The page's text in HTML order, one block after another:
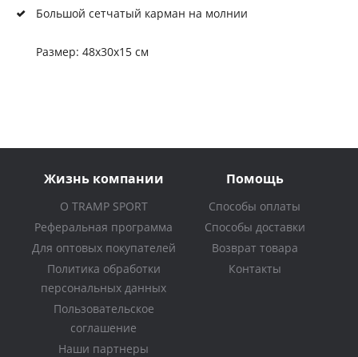
Большой сетчатый карман на молнии
Размер: 48х30х15 см
Жизнь компании
О TRAMP SPORT
Реферальная программа
Для оптовых покупателей
Политика обработки
персональных данных
Пользовательское
соглашение
Наши партнеры
Помощь
Способы оплаты
Способы доставки
Возврат товара
Контакты